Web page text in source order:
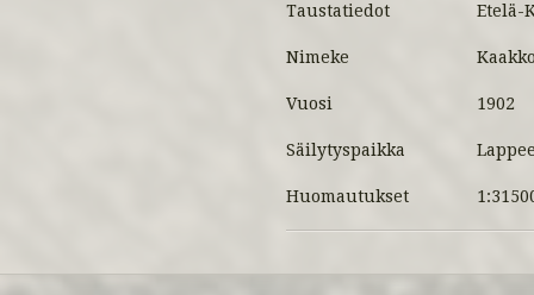
Taustatiedot Etelä-
Nimeke
Vuosi 1902
Säilytyspaikka
Huomautukset